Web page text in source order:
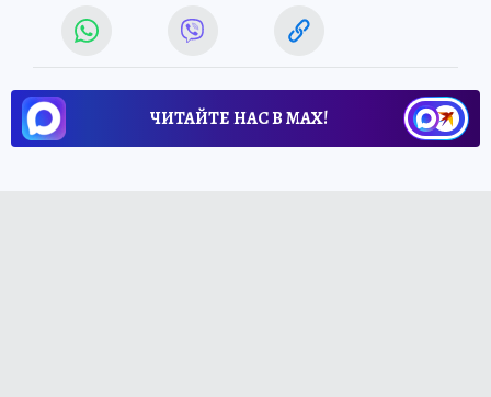
ЧИТАЙТЕ НАС В МАХ!